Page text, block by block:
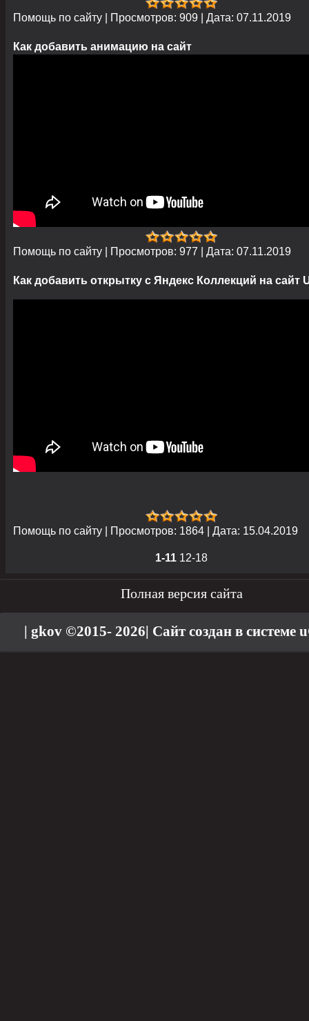
Помощь по сайту Просмотров: 909 Дата: 07.11.2019
Как добавить анимацию на сайт
Помощь по сайту Просмотров: 977 Дата: 07.11.2019
Как добавить открытку с Яндекс Коллекций на сайт
Помощь по сайту Просмотров: 1864 Дата: 15.04.2019
1-11 12-18
Полная версия сайта
| gkov ©2015- 2026| Сайт создан в системе